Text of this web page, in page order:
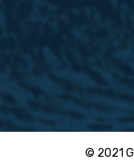
© 2021